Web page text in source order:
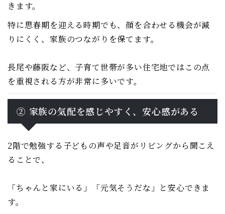
きます。
特に思春期を迎える時期でも、顔を合わせる機会が減
りにくく、家族のつながりを保てます。
長尾や藤阪など、子育て世帯が多い住宅地ではこの点
を重視される方が非常に多いです。
② 家族の気配を感じやすく、安心感がある
2階で勉強する子どもの声や足音がリビングから聞こえ
ることで、
「ちゃんと家にいる」「元気そうだな」と安心できま
す。